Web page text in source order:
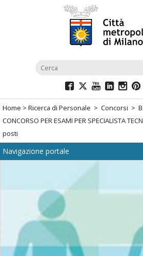
navigazione
menù
navigazione
interna
contenuto
all'
area
banner
Home > Ricerca di Personale > Concorsi >
CONCORSO PER ESAMI PER SPECIALISTA
posti
Navigazione portale